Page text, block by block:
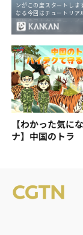
【わかった気に
ナ】中国のトラ